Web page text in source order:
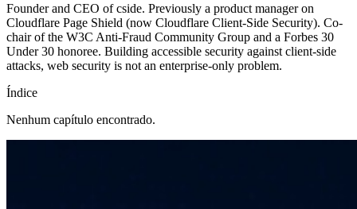
Founder and CEO of cside. Previously a product manager on
Cloudflare Page Shield (now Cloudflare Client-Side Security). Co-
chair of the W3C Anti-Fraud Community Group and a Forbes 30
Under 30 honoree. Building accessible security against client-side
attacks, web security is not an enterprise-only problem.
Índice
Nenhum capítulo encontrado.